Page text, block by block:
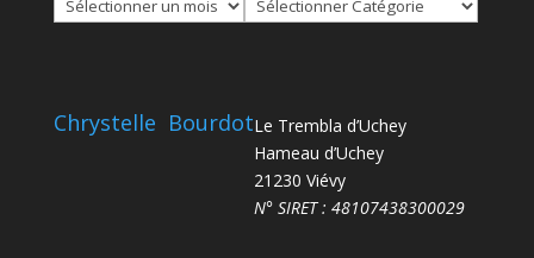
Chrystelle BourdotLe Trembla d’Uchey
Hameau d’Uchey
21230 Viévy
N° SIRET : 48107438300029